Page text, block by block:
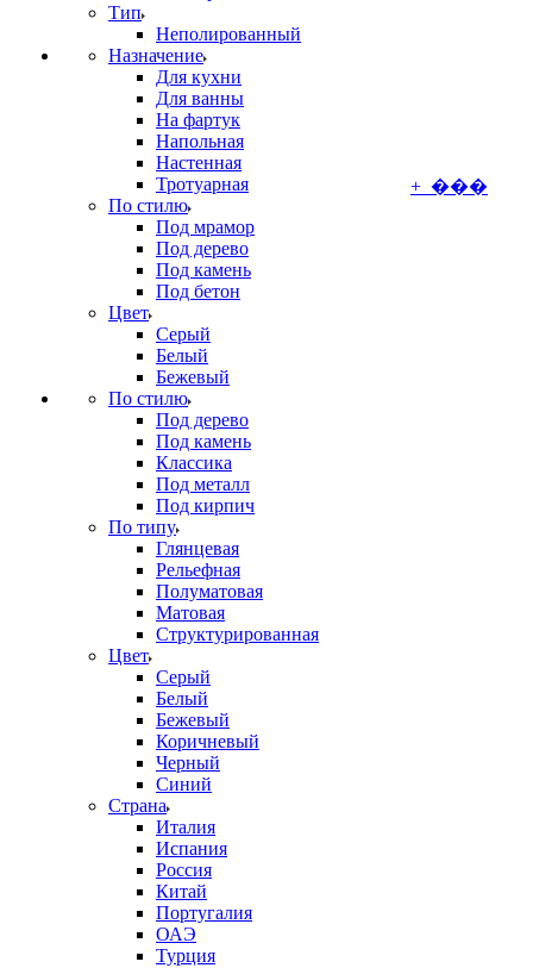
Тип
Неполированный
Назначение
Для кухни
Для ванны
На фартук
Напольная
Настенная
Тротуарная
По стилю
Под мрамор
Под дерево
Под камень
Под бетон
Цвет
Серый
Белый
Бежевый
По стилю
Под дерево
Под камень
Классика
Под металл
Под кирпич
По типу
Глянцевая
Рельефная
Полуматовая
Матовая
Структурированная
Цвет
Серый
Белый
Бежевый
Коричневый
Черный
Синий
Страна
Италия
Испания
Россия
Китай
Португалия
ОАЭ
Турция
+ ���